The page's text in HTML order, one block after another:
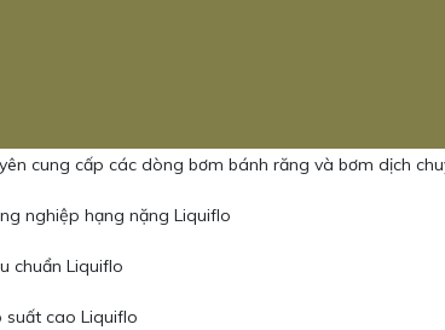
cung cấp các dòng bơm bánh răng và bơm dịch
nghiệp hạng nặng Liquiflo
chuẩn Liquiflo
suất cao Liquiflo